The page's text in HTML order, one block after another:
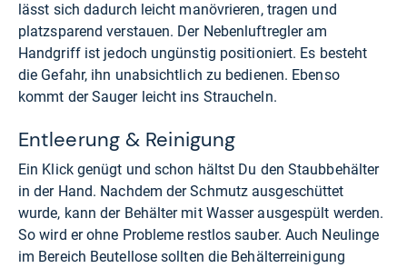
lässt sich dadurch leicht manövrieren, tragen und
platzsparend verstauen. Der Nebenluftregler am
Handgriff ist jedoch ungünstig positioniert. Es besteht
die Gefahr, ihn unabsichtlich zu bedienen. Ebenso
kommt der Sauger leicht ins Straucheln.
Entleerung & Reinigung
Ein Klick genügt und schon hältst Du den Staubbehälter
in der Hand. Nachdem der Schmutz ausgeschüttet
wurde, kann der Behälter mit Wasser ausgespült werden.
So wird er ohne Probleme restlos sauber. Auch Neulinge
im Bereich Beutellose sollten die Behälterreinigung